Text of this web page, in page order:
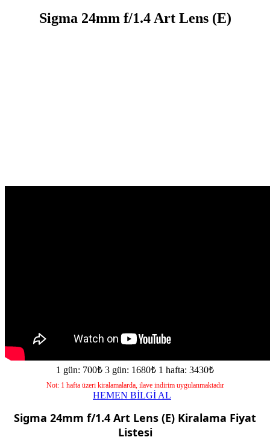
Sigma 24mm f/1.4 Art Lens (E)
1 gün: 700₺ 3 gün: 1680₺ 1 hafta: 3430₺
Not: 1 hafta üzeri kiralamalarda, ilave indirim uygulanmaktadır
HEMEN BİLGİ AL
Sigma 24mm f/1.4 Art Lens (E) Kiralama Fiyat
Listesi